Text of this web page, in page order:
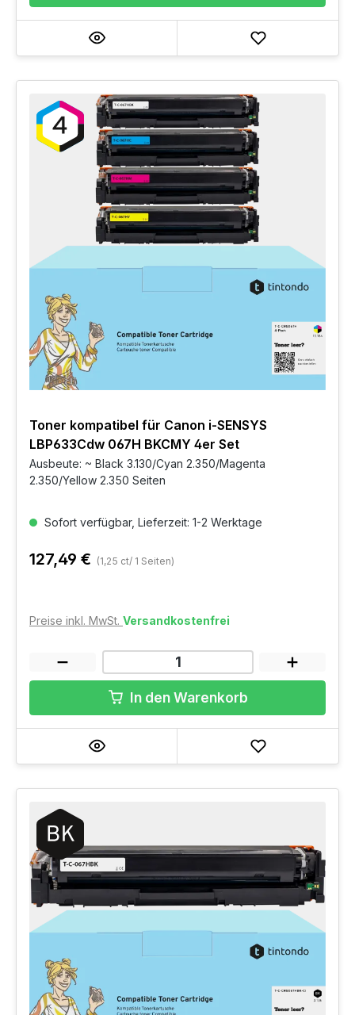
Toner kompatibel für Canon i-SENSYS
LBP633Cdw 067H BKCMY 4er Set
Ausbeute: ~ Black 3.130/Cyan 2.350/Magenta
2.350/Yellow 2.350 Seiten
Sofort verfügbar, Lieferzeit: 1-2 Werktage
127,49 € (1,25 ct/ 1 Seiten)
Preise inkl. MwSt. Versandkostenfrei
In den Warenkorb